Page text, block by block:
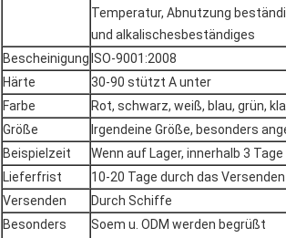
Temperatur, Abnutzung
und alkalischesbeständiges
Bescheinigung ISO-9001:2008
Härte
30-90 stützt A unter
Farbe
Rot, schwarz, weiß, blau, grün,
Größe
Irgendeine Größe, besonders
Beispielzeit
Wenn auf Lager, innerhalb 3
Lieferfrist
10-20 Tage durch das
Versenden
Durch Schiffe
Besonders
Soem u. ODM werden begrüßt